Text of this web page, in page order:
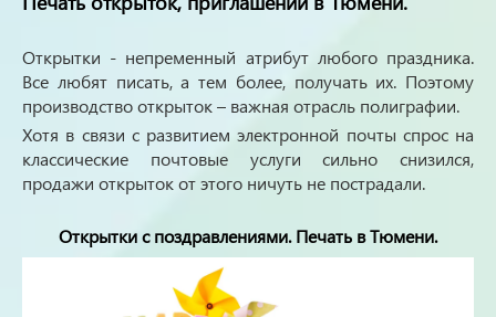
Открытки - непременный атрибут любого праздника.
Все любят писать, а тем более, получать их. Поэтому
производство открыток – важная отрасль полиграфии.
Хотя в связи с развитием электронной почты спрос на
классические почтовые услуги сильно снизился,
продажи открыток от этого ничуть не пострадали.
Открытки с поздравлениями. Печать в Тюмени.